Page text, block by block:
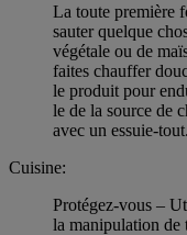
La toute première
sauter quelque
végétale ou de
faites chauffer
le produit pour
le de la source de
avec un essuie-tout.
Cuisine:
Protégez-vous –
la manipulation de